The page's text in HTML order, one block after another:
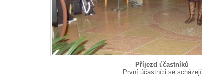
Příjezd účastníků
První účastníci se scházejí